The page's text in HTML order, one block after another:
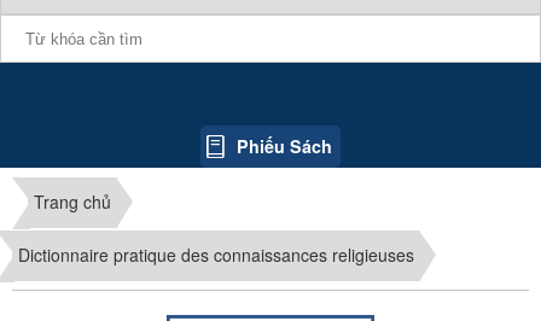
Phiếu Sách
Trang chủ
Dictionnaire pratique des connaissances religieuses